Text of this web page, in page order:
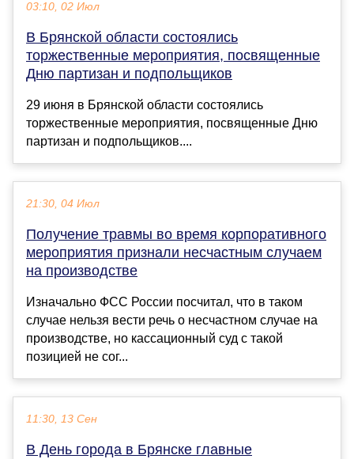
03:10, 02 Июл
В Брянской области состоялись
торжественные мероприятия, посвященные
Дню партизан и подпольщиков
29 июня в Брянской области состоялись
торжественные мероприятия, посвященные Дню
партизан и подпольщиков....
21:30, 04 Июл
Получение травмы во время корпоративного
мероприятия признали несчастным случаем
на производстве
Изначально ФСС России посчитал, что в таком
случае нельзя вести речь о несчастном случае на
производстве, но кассационный суд с такой
позицией не сог...
11:30, 13 Сен
В День города в Брянcке главные